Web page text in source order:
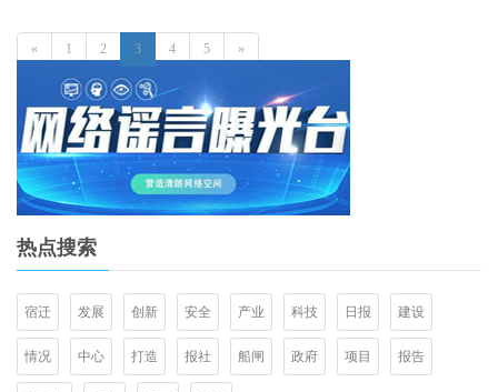
« 1 2 3 4 5 »
热点搜索
宿迁 发展 创新 安全 产业 科技 日报 建设
情况 中心 打造 报社 船闸 政府 项目 报告